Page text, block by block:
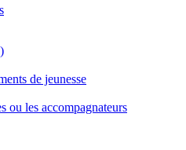
de jeunesse
ou les accompagnateurs